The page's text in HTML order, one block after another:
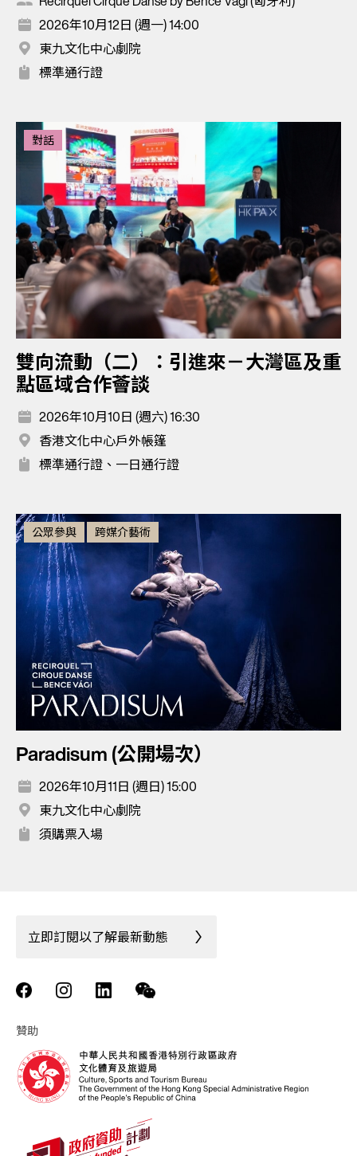
2026年10月12日 (週一) 14:00
東九文化中心劇院
標準通行證
對話
雙向流動（二）：引進來－大灣區及重
點區域合作薈談
2026年10月10日 (週六) 16:30
香港文化中心戶外帳篷
標準通行證、一日通行證
公眾參與 跨媒介藝術
Paradisum (公開場次）
2026年10月11日 (週日) 15:00
東九文化中心劇院
須購票入場
立即訂閱以了解最新動態
贊助